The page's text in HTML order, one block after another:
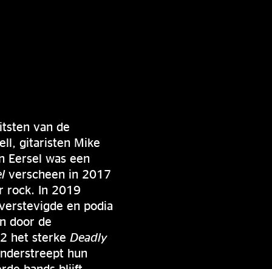
van de
gitaristen Mike
Eersel was een
verscheen in 2017
rock. In 2019
en podia
door de
het sterke Deadly
hun